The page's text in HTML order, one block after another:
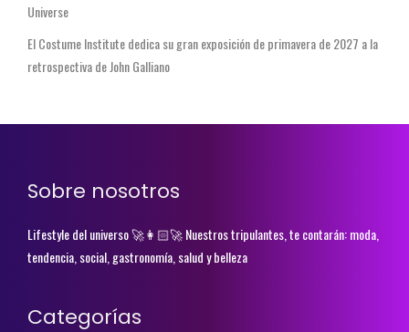
Universe
El Costume Institute dedica su gran exposición de primavera de 2027 a la
retrospectiva de John Galliano
Sobre nosotros
Lifestyle del universo 🚀👩🏻‍🚀 Nuestros tripulantes, te contarán: moda,
tendencia, social, gastronomía, salud y belleza
Categorías